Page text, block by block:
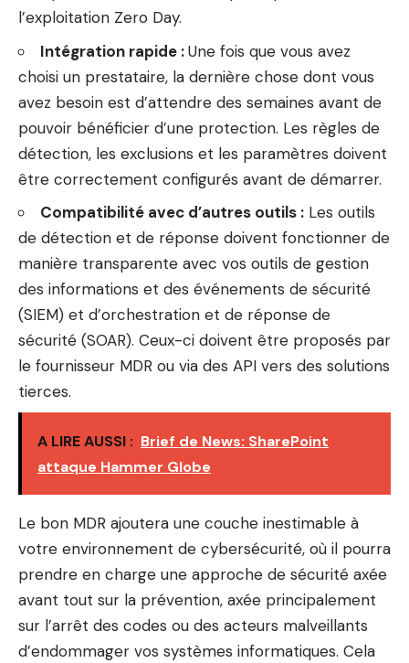
l’exploitation Zero Day.
Intégration rapide :Une fois que vous avez
choisi un prestataire, la dernière chose dont vous
avez besoin est d’attendre des semaines avant de
pouvoir bénéficier d’une protection. Les règles de
détection, les exclusions et les paramètres doivent
être correctement configurés avant de démarrer.
Compatibilité avec d’autres outils : Les outils
de détection et de réponse doivent fonctionner de
manière transparente avec vos outils de gestion
des informations et des événements de sécurité
(SIEM) et d’orchestration et de réponse de
sécurité (SOAR). Ceux-ci doivent être proposés par
le fournisseur MDR ou via des API vers des solutions
tierces.
A LIRE AUSSI : Brief de News: SharePoint
attaque Hammer Globe
Le bon MDR ajoutera une couche inestimable à
votre environnement de cybersécurité, où il pourra
prendre en charge une approche de sécurité axée
avant tout sur la prévention, axée principalement
sur l’arrêt des codes ou des acteurs malveillants
d’endommager vos systèmes informatiques. Cela